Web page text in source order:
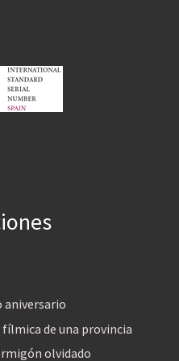
aniversario
fílmica de una provincia
olvidado